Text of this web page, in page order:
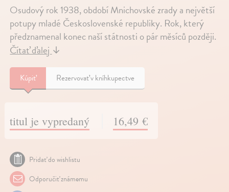
Osudový rok 1938, období Mnichovské zrady a největší
potupy mladé Československé republiky. Rok, který
předznamenal konec naší státnosti o pár měsíců později.
Čítať ďalej↓
Kúpiť Rezervovať v kníhkupectve
titul je vypredaný 16,49 €
Pridať do wishlistu
Odporučiť známemu